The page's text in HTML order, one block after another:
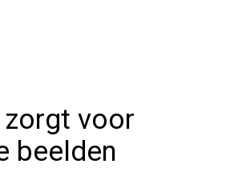
voor
beelden